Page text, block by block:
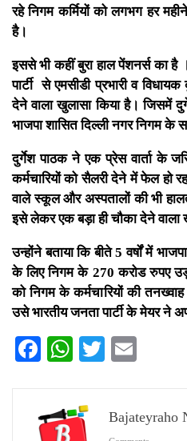
रहे निगम कर्मियों को लगभग हर
है।
इससे भी कहीं बुरा हाल पेंशनर्स का
पार्टी से एमसीडी प्रभारी व
देने वाला खुलासा किया है। जिसमें
भाजपा शासित दिल्ली नगर निगम के
दुर्गेश पाठक ने एक प्रेस वार्ता के
कर्मचारियों को सैलरी देने में फेल हो
वाले स्कूल और अस्पतालों की भी
इसे लेकर एक बड़ा ही चौका देने
उन्होंने बताया कि बीते 5 वर्षों में
के लिए निगम के 270 करोड रुपए
को निगम के कर्मचारियों की
उसे भारतीय जनता पार्टी के मेयर ने
Facebook
WhatsApp
Twitter
Bajateyraho